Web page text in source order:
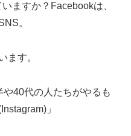
ますか？Facebookは、
。
ます。
や40代の人たちがやるも
」